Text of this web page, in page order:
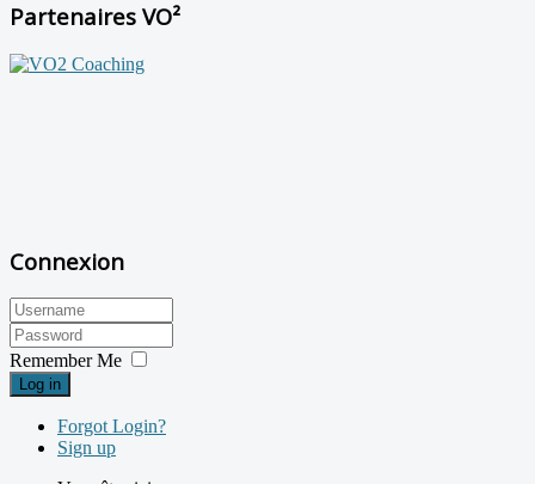
Partenaires VO²
Connexion
Remember Me
Log in
Forgot Login?
Sign up